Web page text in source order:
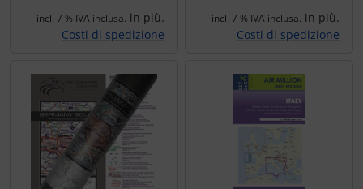
incl. 7 % IVA inclusa. in più.
Costi di spedizione
incl. 7 % IVA inclusa. in più.
Costi di spedizione